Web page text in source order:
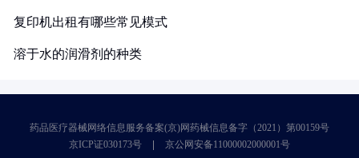
复印机出租有哪些常见模式
溶于水的润滑剂的种类
药品医疗器械网络信息服务备案(京)网药械信息备字（2021）第00159号
京ICP证030173号
京公网安备11000002000001号